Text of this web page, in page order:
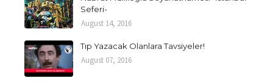
Seferi-
August 14, 2016
Tıp Yazacak Olanlara Tavsiyeler!
August 07, 2016